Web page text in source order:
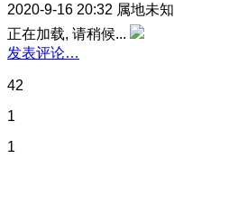
2020-9-16 20:32 属地未知
正在加载, 请稍候...
发表评论…
42
1
1